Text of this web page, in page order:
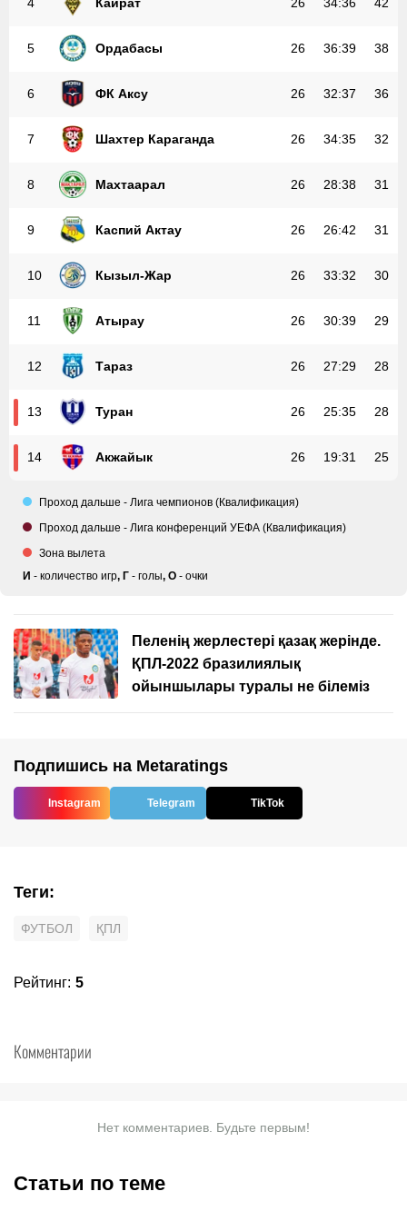
4
5 Ордабасы 26 36:39 38
6 ФК Аксу 26 32:37 36
7 Шахтер Караганда 26 34:35 32
8 Махтаарал 26 28:38 31
9 Каспий Актау 26 26:42 31
10 Кызыл-Жар 26 33:32 30
11 Атырау 26 30:39 29
12 Тараз 26 27:29 28
13 Туран 26 25:35 28
14 Акжайык 26 19:31 25
Проход дальше - Лига чемпионов (Квалификация)
Проход дальше - Лига конференций УЕФА (Квалификация)
Зона вылета
И - количество игр, Г - голы, О - очки
Пеленің жерлестері қазақ жерінде.
ҚПЛ-2022 бразилиялық
ойыншылары туралы не білеміз
Подпишись на Metaratings
Instagram Telegram TikTok
Теги:
ФУТБОЛ ҚПЛ
Рейтинг: 5
Комментарии
Нет комментариев. Будьте первым!
Статьи по теме